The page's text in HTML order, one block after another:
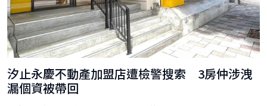
汐止永慶不動產加盟店遭檢警搜索 3房仲涉洩
漏個資被帶回